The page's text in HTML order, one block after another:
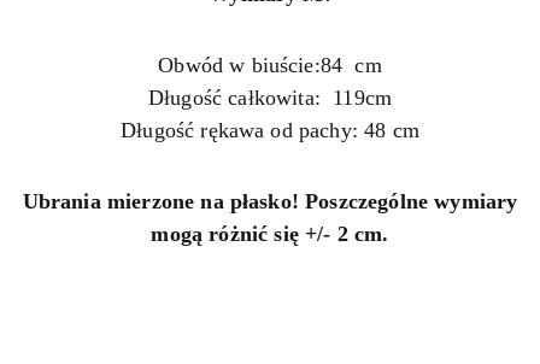
Obwód w biuście:84 cm
Długość całkowita: 119cm
Długość rękawa od pachy: 48 cm
Ubrania mierzone na płasko! Poszczególne wymiary
mogą różnić się +/- 2 cm.